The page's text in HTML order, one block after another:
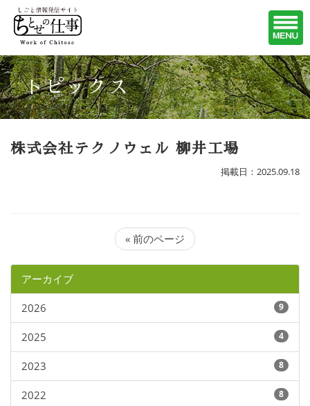
トピックス
株式会社テクノウェル 柳井工場
掲載日：2025.09.18
« 前のページ
アーカイブ
2026 9
2025 4
2023 8
2022 8